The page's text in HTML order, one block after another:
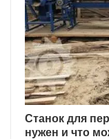
Станок для
нужен и что